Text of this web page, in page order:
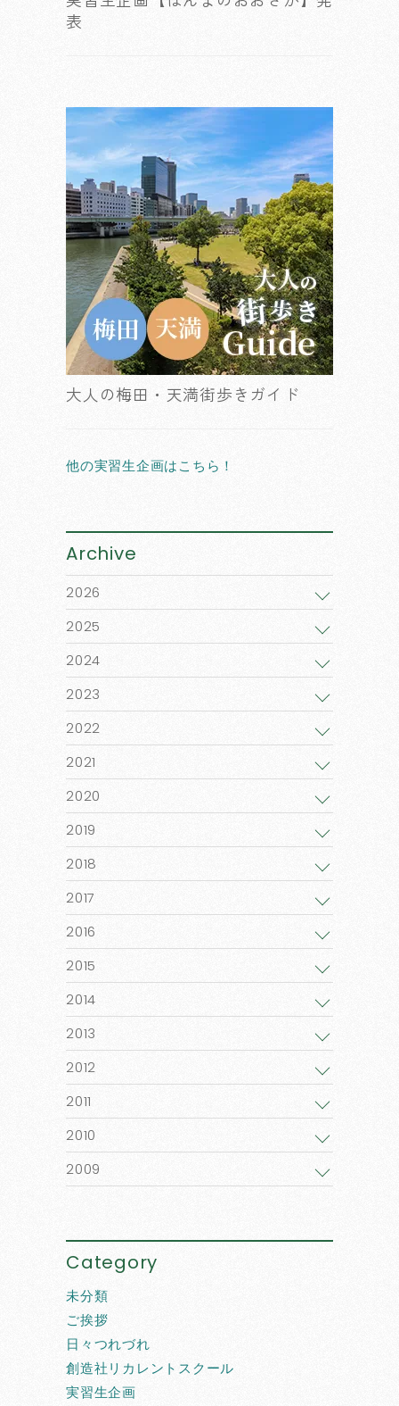
表
大人の梅田・天満街歩きガイド
他の実習生企画はこちら！
Archive
2026
2025
2024
2023
2022
2021
2020
2019
2018
2017
2016
2015
2014
2013
2012
2011
2010
2009
Category
未分類
ご挨拶
日々つれづれ
創造社リカレントスクール
実習生企画